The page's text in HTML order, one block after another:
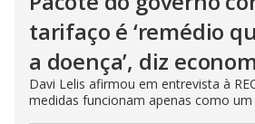
tarifaço é ‘remédio
a doença’, diz
Davi Lelis afirmou em entrevista à
medidas funcionam apenas como